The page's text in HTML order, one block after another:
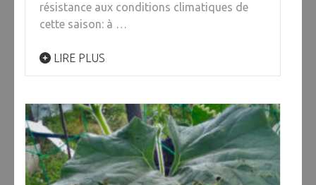
résistance aux conditions climatiques de
cette saison: à …
LIRE PLUS